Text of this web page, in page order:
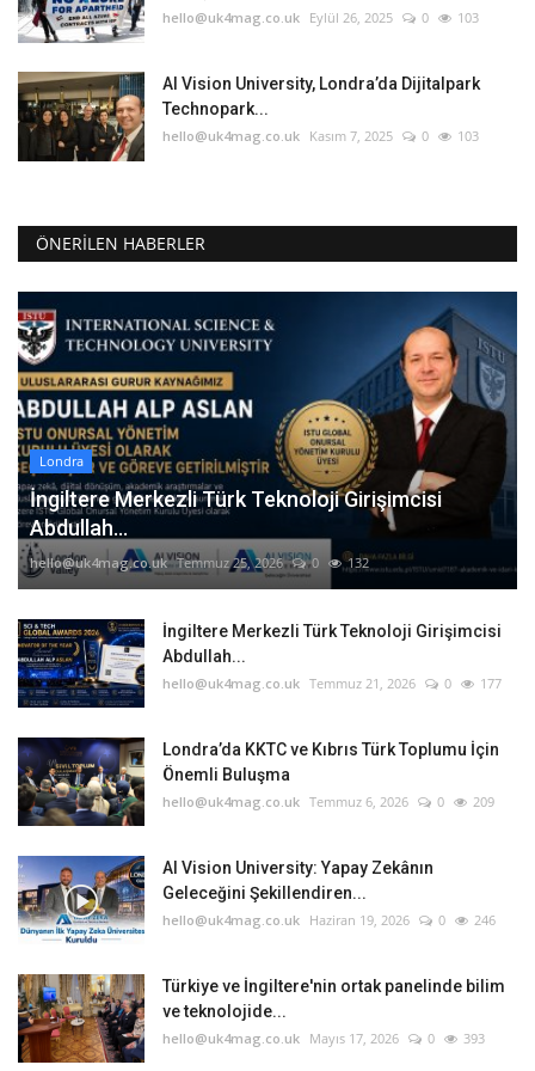
hello@uk4mag.co.uk Eylül 26, 2025 0 103
AI Vision University, Londra’da Dijitalpark
Technopark...
hello@uk4mag.co.uk Kasım 7, 2025 0 103
ÖNERILEN HABERLER
Londra
İngiltere Merkezli Türk Teknoloji Girişimcisi
Abdullah...
hello@uk4mag.co.uk Temmuz 25, 2026 0 132
İngiltere Merkezli Türk Teknoloji Girişimcisi
Abdullah...
hello@uk4mag.co.uk Temmuz 21, 2026 0 177
Londra’da KKTC ve Kıbrıs Türk Toplumu İçin
Önemli Buluşma
hello@uk4mag.co.uk Temmuz 6, 2026 0 209
AI Vision University: Yapay Zekânın
Geleceğini Şekillendiren...
hello@uk4mag.co.uk Haziran 19, 2026 0 246
Türkiye ve İngiltere'nin ortak panelinde bilim
ve teknolojide...
hello@uk4mag.co.uk Mayıs 17, 2026 0 393